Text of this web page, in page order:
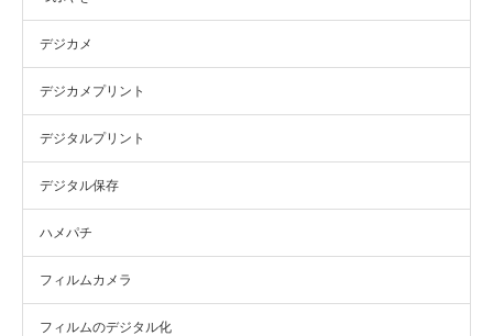
デジカメ
デジカメプリント
デジタルプリント
デジタル保存
ハメパチ
フィルムカメラ
フィルムのデジタル化